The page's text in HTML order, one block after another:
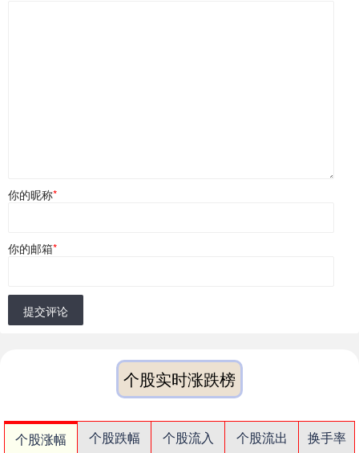
你的昵称*
你的邮箱*
提交评论
个股实时涨跌榜
个股涨幅 个股跌幅 个股流入 个股流出
换手率